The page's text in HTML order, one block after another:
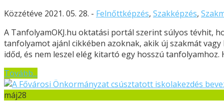
Közzétéve 2021. 05. 28. - Felnőttképzés, Szakképzés,
A TanfolyamOKJ.hu oktatási portál szerint súlyos tévhit,
tanfolyamot ajánl cikkében azoknak, akik új szakmát
időd, és nem leszel elég kitartó egy hosszú tanfolyamhoz.
Tovább...
máj28